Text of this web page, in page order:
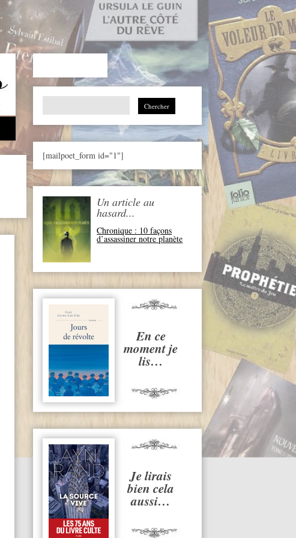
Search
[mailpoet_form id="1"]
Un article au
hasard...
Chronique : 10 façons
d’assassiner notre planète
En ce
moment je
lis…
Je lirais
bien cela
aussi…